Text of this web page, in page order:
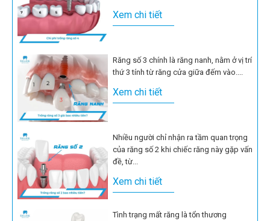
Xem chi tiết
Răng số 3 chính là răng nanh, nằm ở vị trí
thứ 3 tính từ răng cửa giữa đếm vào....
Xem chi tiết
Nhiều người chỉ nhận ra tầm quan trọng
của răng số 2 khi chiếc răng này gặp vấn
đề, từ...
Xem chi tiết
Tình trạng mất răng là tổn thương